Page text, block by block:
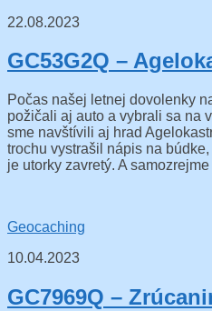
22.08.2023
GC53G2Q –
Počas našej letnej dovolenky
požičali aj auto a vybrali sa na
sme navštívili aj hrad
trochu vystrašil nápis na
je utorky zavretý. A
Geocaching
10.04.2023
GC7969Q –